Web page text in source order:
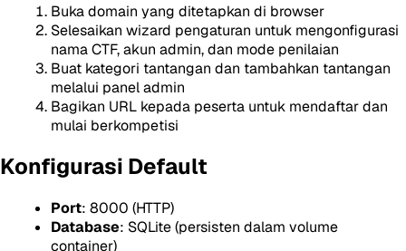
Buka domain yang ditetapkan di browser
Selesaikan wizard pengaturan untuk mengonfigurasi
nama CTF, akun admin, dan mode penilaian
Buat kategori tantangan dan tambahkan tantangan
melalui panel admin
Bagikan URL kepada peserta untuk mendaftar dan
mulai berkompetisi
Konfigurasi Default
Port: 8000 (HTTP)
Database: SQLite (persisten dalam volume
container)